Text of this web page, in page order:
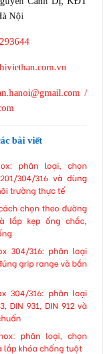
Nội
/
bài viết
phân loại, chọn
304/316 và dùng
trường thực tế
chọn theo đường
lắp kẹp ống chắc,
304/316: phân loại
grip range và bắn
304/316: phân loại
DIN 931, DIN 912 và
phân loại, chọn
lắp khóa chống tuột